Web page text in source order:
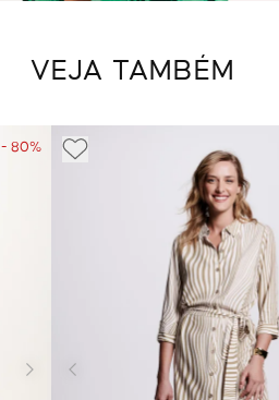
VEJA TAMBÉM
- 80%